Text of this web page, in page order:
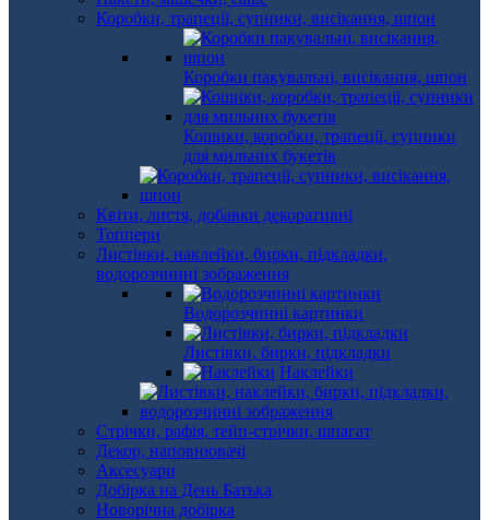
Коробки, трапеції, супники, висікання, шпон
Коробки пакувальні, висікання, шпон
Кошики, коробки, трапеції, супники
для мильних букетів
Квіти, листя, добавки декоративні
Топпери
Листівки, наклейки, бирки, підкладки,
водорозчинні зображення
Водорозчинні картинки
Листівки, бирки, підкладки
Наклейки
Стрічки, рафія, тейп-стрічки, шпагат
Декор, наповнювачі
Аксесуари
Добірка на День Батька
Новорічна добірка